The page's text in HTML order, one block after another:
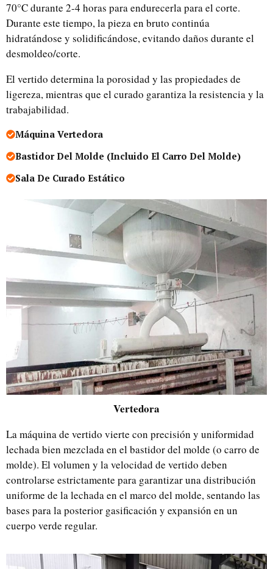
70°C durante 2-4 horas para endurecerla para el corte.
Durante este tiempo, la pieza en bruto continúa
hidratándose y solidificándose, evitando daños durante el
desmoldeo/corte.
El vertido determina la porosidad y las propiedades de
ligereza, mientras que el curado garantiza la resistencia y la
trabajabilidad.
Máquina Vertedora
Bastidor Del Molde (incluido El Carro Del Molde)
Sala De Curado Estático
Vertedora
La máquina de vertido vierte con precisión y uniformidad
lechada bien mezclada en el bastidor del molde (o carro de
molde). El volumen y la velocidad de vertido deben
controlarse estrictamente para garantizar una distribución
uniforme de la lechada en el marco del molde, sentando las
bases para la posterior gasificación y expansión en un
cuerpo verde regular.